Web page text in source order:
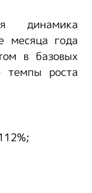
динамика
месяца года
в базовых
темпы роста